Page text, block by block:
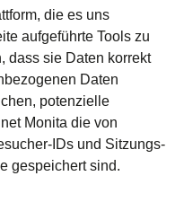
die es uns
aufgeführte Tools zu
dass sie Daten korrekt
Daten
potenzielle
Monita die von
IDs und Sitzungs-
gespeichert sind.